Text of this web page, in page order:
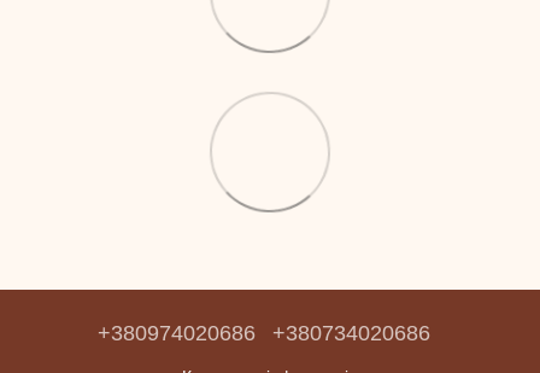
+380974020686 +380734020686